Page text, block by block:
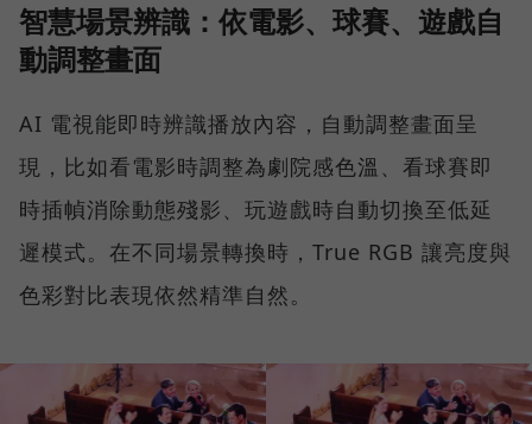
智慧場景辨識：依電影、球賽、遊戲自
動調整畫面
AI 電視能即時辨識播放內容，自動調整畫面呈
現，比如看電影時調整為劇院感色溫、看球賽即
時插幀消除動態殘影、玩遊戲時自動切換至低延
遲模式。在不同場景轉換時，True RGB 讓亮度與
色彩對比表現依然精準自然。